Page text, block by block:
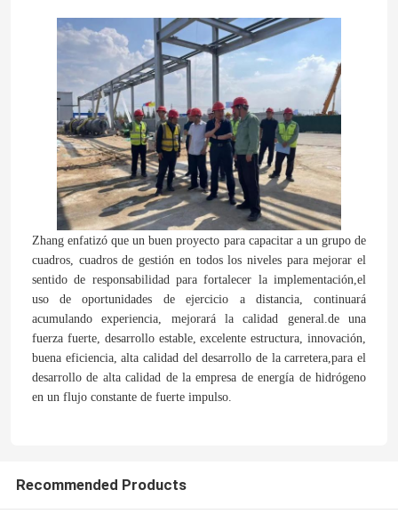
Hogar
Productos
Vídeos
Sobre nosotros
Viaje de la fábrica
Control de calidad
Noticias
Zhang enfatizó que un buen proyecto para capacitar a un grupo de
cuadros, cuadros de gestión en todos los niveles para mejorar el
sentido de responsabilidad para fortalecer la implementación,el
uso de oportunidades de ejercicio a distancia, continuará
acumulando experiencia, mejorará la calidad general.de una
fuerza fuerte, desarrollo estable, excelente estructura, innovación,
buena eficiencia, alta calidad del desarrollo de la carretera,para el
desarrollo de alta calidad de la empresa de energía de hidrógeno
en un flujo constante de fuerte impulso.
Recommended Products